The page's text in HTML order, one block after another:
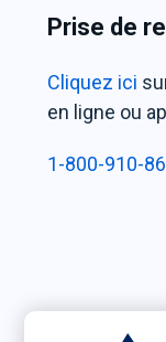
Prise de
Cliquez ici
en ligne ou
1-800-910-